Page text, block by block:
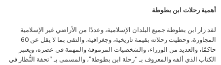
أهمية رحلات ابن بطوطة
لقد زار ابن بطوطة جميع البلدان الإسلامية، وعددًا من الأراضي غير الإسلامية
المجاورة، وحظيت رحلاته بقيمة تاريخية، وجغرافية، والتقى بما لا يقل عن 60
حاكمًا، والعديد من الوزراء، والشخصيات المرموقة والمهمة في عصره، ويعتبر
الكتاب الذي ألفه والمعروف بـ “رحلة ابن بطوطة”، والمسمى بـ “تحفة النُّظار في